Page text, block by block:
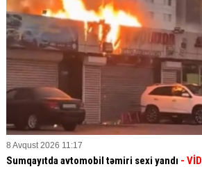
8 Avqust 2026 11:17
Sumqayıtda avtomobil təmiri sexi yandı -